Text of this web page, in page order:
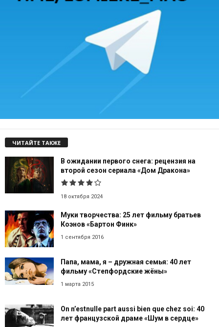
ЧИТАЙТЕ ТАКЖЕ
В ожидании первого снега: рецензия на
второй сезон сериала «Дом Дракона»
18 октября 2024
Муки творчества: 25 лет фильму братьев
Коэнов «Бартон Финк»
1 сентября 2016
Папа, мама, я – дружная семья: 40 лет
фильму «Степфордские жёны»
1 марта 2015
On n’estnulle part aussi bien que chez soi: 40
лет французской драме «Шум в сердце»